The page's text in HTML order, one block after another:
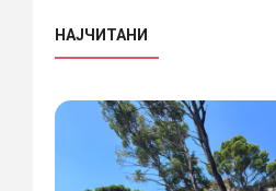
НАЈЧИТАНИ